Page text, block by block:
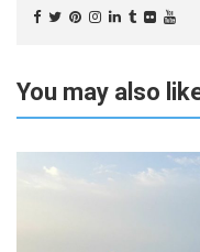
You may also